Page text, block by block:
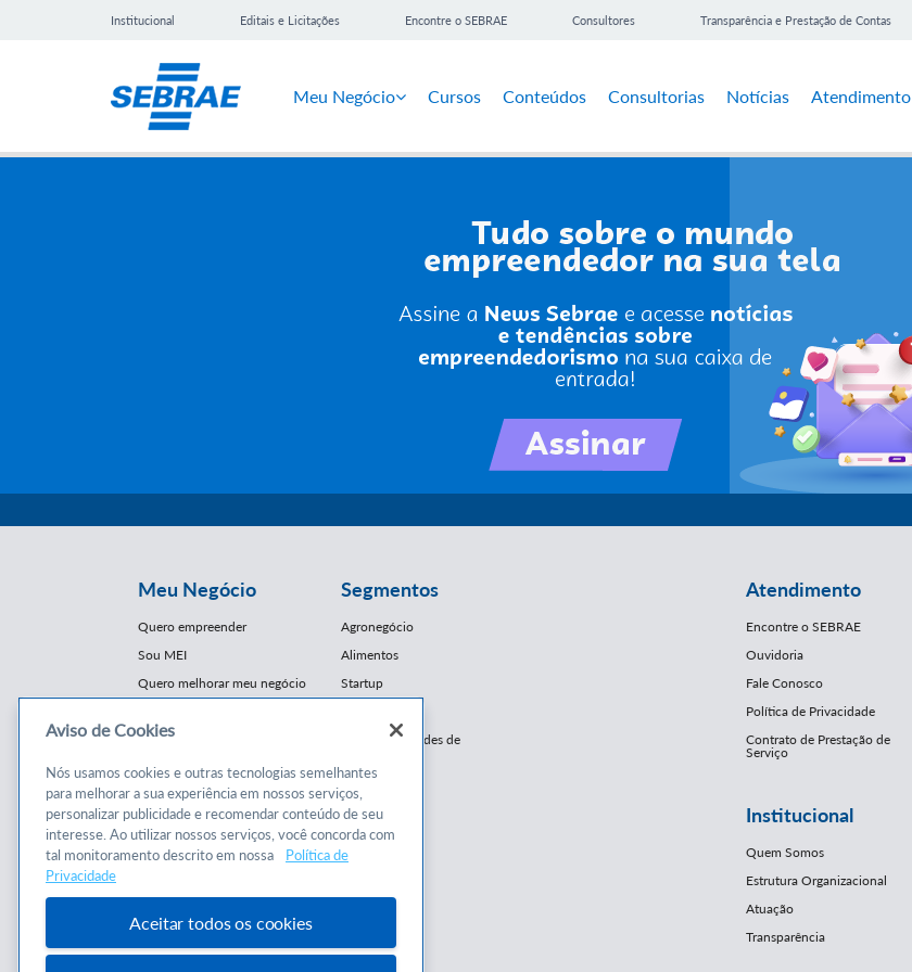
Institucional Editais e Licitações Encontre o SEBRAE Consultores Transparência e Prestação de Contas
Meu Negócio Cursos Conteúdos Consultorias Notícias Atendimento
Meu Negócio
Quero empreender
Sou MEI
Quero melhorar meu negócio
Cursos e
Conteúdos
Cursos
Consultorias
Programas
Segmentos
Agronegócio
Alimentos
Startup
Franquias / Redes de
Moda
Moveleiro
Saúde
Turismo
Mercopar
Atendimento
Encontre o SEBRAE
Ouvidoria
Fale Conosco
Política de Privacidade
Contrato de Prestação de
Serviço
Institucional
Quem Somos
Estrutura Organizacional
Atuação
Transparência
Aviso de Cookies
Nós usamos cookies e outras tecnologias semelhantes
para melhorar a sua experiência em nossos serviços,
personalizar publicidade e recomendar conteúdo de seu
interesse. Ao utilizar nossos serviços, você concorda com
tal monitoramento descrito em nossa
Política de
Privacidade
Aceitar todos os cookies